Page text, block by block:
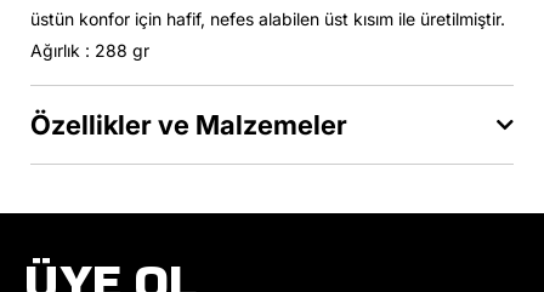
üstün konfor için hafif, nefes alabilen üst kısım ile üretilmiştir.
Ağırlık : 288 gr
Özellikler ve Malzemeler